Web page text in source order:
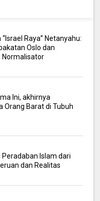
Raya” Netanyahu:
Oslo dan
Normalisator
Ini, akhirnya
Orang Barat di Tubuh
Islam dari
dan Realitas